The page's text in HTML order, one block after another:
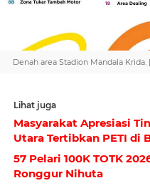
Denah area Stadion Mandala
Lihat juga
Masyarakat Apresiasi
Utara Tertibkan PETI di
57 Pelari 100K TOTK
Ronggur Nihuta